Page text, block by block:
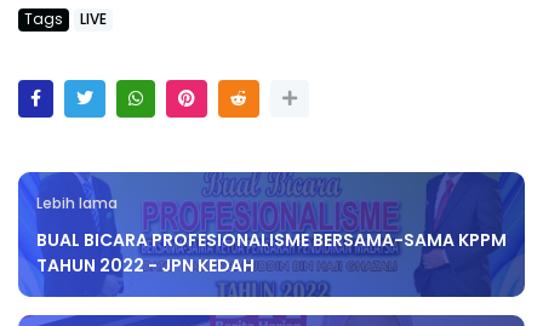
Tags LIVE
Lebih lama
BUAL BICARA PROFESIONALISME BERSAMA-SAMA KPPM
TAHUN 2022 - JPN KEDAH